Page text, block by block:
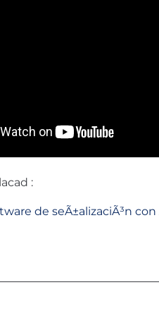
:
de seÃ±alizaciÃ³n